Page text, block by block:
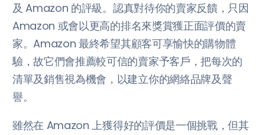
及 Amazon 的評級。認真對待你的賣家反饋，只因
Amazon 或會以更高的排名來獎賞獲正面評價的賣
家。Amazon 最終希望其顧客可享愉快的購物體
驗，故它們會推薦較可信的賣家予客戶，把每次的
清單及銷售視為機會，以建立你的網絡品牌及聲
譽。
雖然在 Amazon 上獲得好的評價是一個挑戰，但其